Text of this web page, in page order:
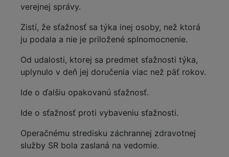
verejnej správy.
Zistí, že sťažnosť sa týka inej osoby, než ktorá
ju podala a nie je priložené splnomocnenie.
Od udalosti, ktorej sa predmet sťažnosti týka,
uplynulo v deň jej doručenia viac než päť rokov.
Ide o ďalšiu opakovanú sťažnosť.
Ide o sťažnosť proti vybaveniu sťažnosti.
Operačnému stredisku záchrannej zdravotnej
služby SR bola zaslaná na vedomie.